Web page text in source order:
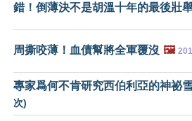
錯！倒薄決不是胡溫十年的最後壯
周撕咬薄！血債幫將全軍覆沒 🖼️
專家爲何不肯研究西伯利亞的神祕
次)